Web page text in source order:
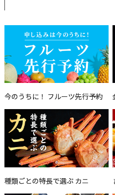
今のうちに！ フルーツ先行予約
種類ごとの特長で選ぶ カニ